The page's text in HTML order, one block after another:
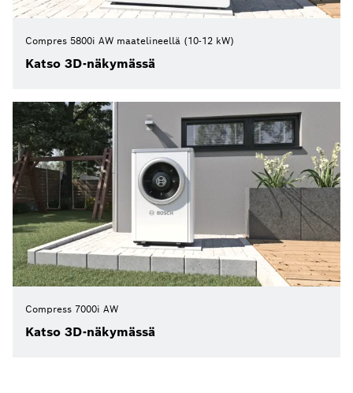
Compres 5800i AW maatelineellä (10-12 kW)
Katso 3D-näkymässä
Compress 7000i AW
Katso 3D-näkymässä